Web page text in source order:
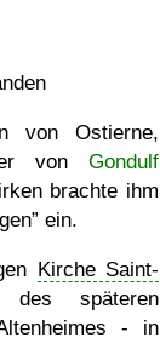
von Ostierne,
von Gondulf
brachte ihm
ein.
Kirche Saint-
späteren
- in